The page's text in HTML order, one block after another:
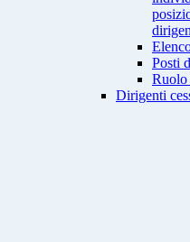
Posti
Ruolo
Dirigenti